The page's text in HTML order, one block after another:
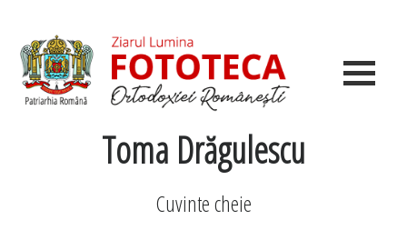
Toma Drăgulescu
Cuvinte cheie